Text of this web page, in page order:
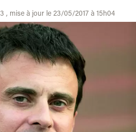
, mise à jour le 23/05/2017 à 15h04